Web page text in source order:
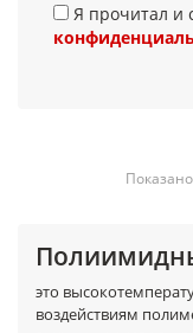
Я прочитал и
это
воздействиям